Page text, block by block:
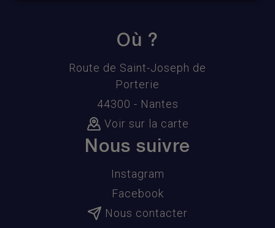
Où ?
Route de Saint-Joseph de
Porterie
44300 - Nantes
Voir sur la carte
Nous suivre
Instagram
Facebook
Nous contacter